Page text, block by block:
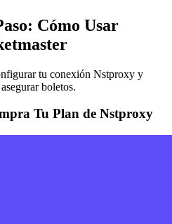
Cómo Usar
tu conexión Nstproxy y
boletos.
Tu Plan de Nstproxy